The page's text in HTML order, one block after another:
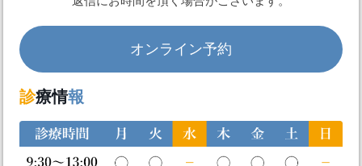
オンライン予約
診療情報